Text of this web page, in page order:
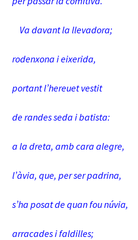
Va davant la llevadora;
rodenxona i eixerida,
portant l’hereuet vestit
de randes seda i batista:
a la dreta, amb cara alegre,
l’àvia, que, per ser padrina,
s’ha posat de quan fou núvia,
arracades i faldilles;